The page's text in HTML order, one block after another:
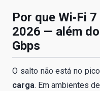
Por que Wi‑Fi
2026 — além
Gbps
O salto não está no
carga. Em ambientes